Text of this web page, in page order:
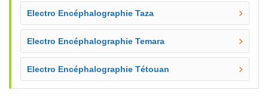
Electro Encéphalographie Taza
Electro Encéphalographie Temara
Electro Encéphalographie Tétouan